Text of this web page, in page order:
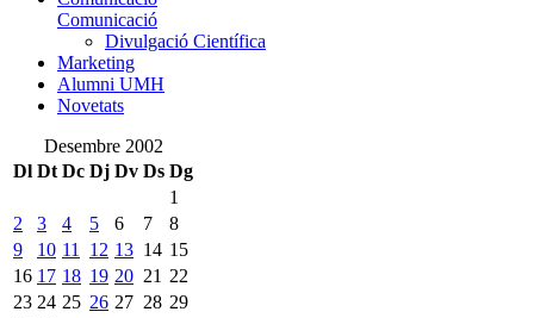
Comunicació
Divulgació Científica
Marketing
Alumni UMH
Novetats
Desembre 2002
Dl Dt Dc Dj Dv Ds Dg
1
2
3 4 5 6 7
8
9
10 11 12 13 14 15
16 17 18 19 20 21 22
23 24 25 26 27 28 29